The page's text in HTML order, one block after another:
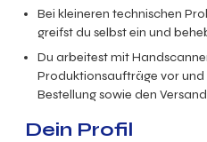
Bei kleineren technischen
greifst du selbst ein und
Du arbeitest mit
Produktionsaufträge vor
Bestellung sowie den
Dein Profil